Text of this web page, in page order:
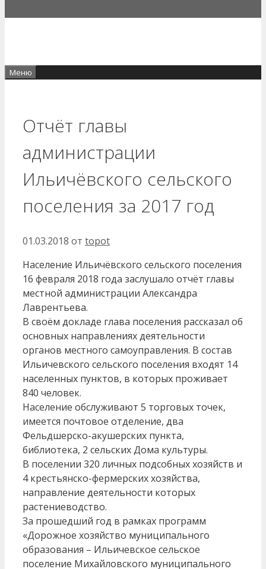
Меню
Отчёт главы
администрации
Ильичёвского сельского
поселения за 2017 год
01.03.2018 от topot
Население Ильичёвского сельского поселения
16 февраля 2018 года заслушало отчёт главы
местной администрации Александра
Лаврентьева.
В своём докладе глава поселения рассказал об
основных направлениях деятельности
органов местного самоуправления. В состав
Ильичевского сельского поселения входят 14
населенных пунктов, в которых проживает
840 человек.
Население обслуживают 5 торговых точек,
имеется почтовое отделение, два
Фельдшерско-акушерских пункта,
библиотека, 2 сельских Дома культуры.
В поселении 320 личных подсобных хозяйств и
4 крестьянско-фермерских хозяйства,
направление деятельности которых
растениеводство.
За прошедший год в рамках программ
«Дорожное хозяйство муниципального
образования – Ильичевское сельское
поселение Михайловского муниципального